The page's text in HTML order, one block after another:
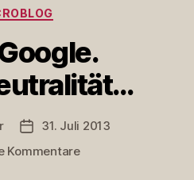
Kategorien
Veröffentlichungsdatum
31. Juli 2013
Kommentarezu